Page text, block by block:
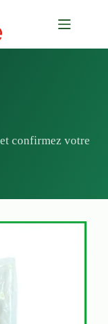
confirmez votre